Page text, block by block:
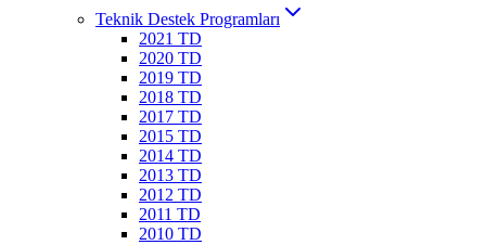
Teknik Destek Programları
2021 TD
2020 TD
2019 TD
2018 TD
2017 TD
2015 TD
2014 TD
2013 TD
2012 TD
2011 TD
2010 TD